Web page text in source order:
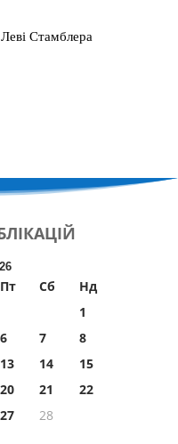
Леві Стамблера
Пт Сб
Нд
1
6 7
8
13 14
15
20 21
22
27
28